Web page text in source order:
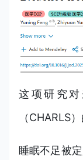
这项研究
（CHARLS
睡眠不足被